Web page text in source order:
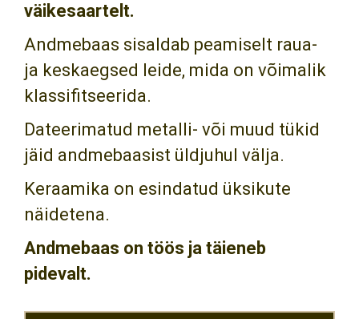
väikesaartelt.
Andmebaas sisaldab peamiselt raua-
ja keskaegsed leide, mida on võimalik
klassifitseerida.
Dateerimatud metalli- või muud tükid
jäid andmebaasist üldjuhul välja.
Keraamika on esindatud üksikute
näidetena.
Andmebaas on töös ja täieneb
pidevalt.